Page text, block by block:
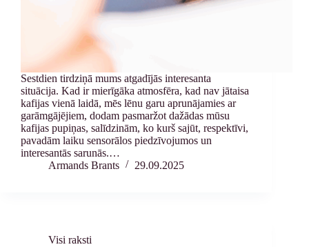
Sestdien tirdziņā mums atgadījās interesanta
situācija. Kad ir mierīgāka atmosfēra, kad nav jātaisa
kafijas vienā laidā, mēs lēnu garu aprunājamies ar
garāmgājējiem, dodam pasmaržot dažādas mūsu
kafijas pupiņas, salīdzinām, ko kurš sajūt, respektīvi,
pavadām laiku sensorālos piedzīvojumos un
interesantās sarunās.…
Armands Brants
29.09.2025
Visi raksti